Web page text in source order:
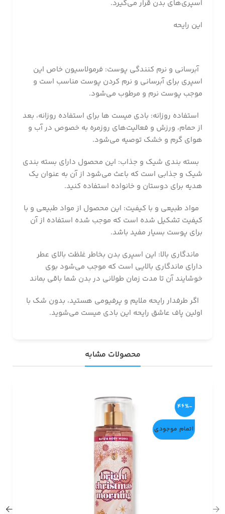
اسپری‌های بدن قرار می‌گیرد.
این رایحه
آبرسانی و نرم کنندگی پوست: فرمولاسیون خاص این
اسپری برای آبرسانی و نرم کردن پوست مناسب است و
موجب پوست نرم و مرطوب می‌شود.
استفاده روزانه: بادی میست ها برای استفاده روزانه، بعد
از حمام، ورزش و فعالیت‌های روزمره به خصوص در آب و
هوای گرم و خشک توصیه می‌شود.
بسته بندی شیک و جذاب: این محصول دارای بسته بندی
شیک و جذابی است که باعث می‌شود از آن به عنوان یک
هدیه برای دوستان و خانواده استفاده کنید.
مواد طبیعی و با کیفیت: این محصول از مواد طبیعی و با
کیفیت تشکیل شده است که موجب شده استفاده از آن
برای پوست بسیار مفید باشد.
ماندگاری بالا: این اسپری بدن بخاطر غلظت بالای عطر
دارای ماندگاری بالایی است که موجب می‌شود بوی
خوشایند آن تا مدت زمان طولانی در بدن شما باقی بماند
اگر طرفدار رایحه ملایم و پرفیومی هستید، بدون شک با
اولین پاف عاشق رایحه این بادی میست می‌شوید.
محصولات مشابه
-46%
اتمام موجودی